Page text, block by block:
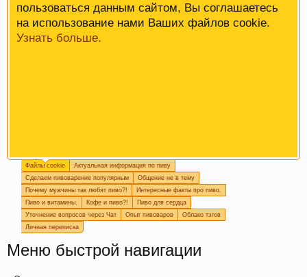
пользоваться данным сайтом, Вы соглашаетесь
на использование нами Ваших файлов cookie.
Узнать больше.
Пишите вподписьили вкалендарь варок
пиво у вас сейчас готовится, так легче дать
четкий ответ или совет.
Файлы cookie
Актуальная информация по пиву
Сделаем пивоварение популярным
Общение не в тему
Почему мужчины так любят пиво?!
Интересные факты про пиво.
Пиво и витамины.
Кофе и пиво?!
Пиво для сердца
Уточнение вопросов через Чат
Опыт пивоваров
Облако тэгов
Личная переписка
Меню быстрой навигации